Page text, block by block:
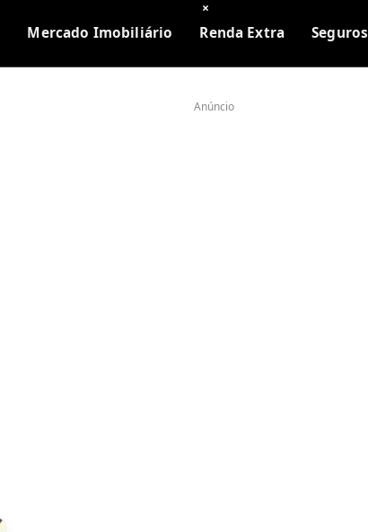
Mercado Imobiliário Renda Extra Seguros
Anúncio
×